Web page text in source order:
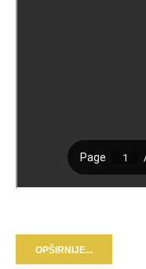
OPŠIRNIJE...